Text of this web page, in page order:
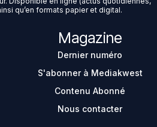
qu’en formats papier et digital.
Magazine
Dernier numéro
S'abonner à Mediakwest
Contenu Abonné
Nous contacter